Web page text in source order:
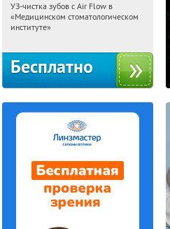
01:36:59 Получили:
Алтуфьево
УЗ-чистка зубов с Air Flow в
«Медицинском стоматологическом
институте»
Бесплатно